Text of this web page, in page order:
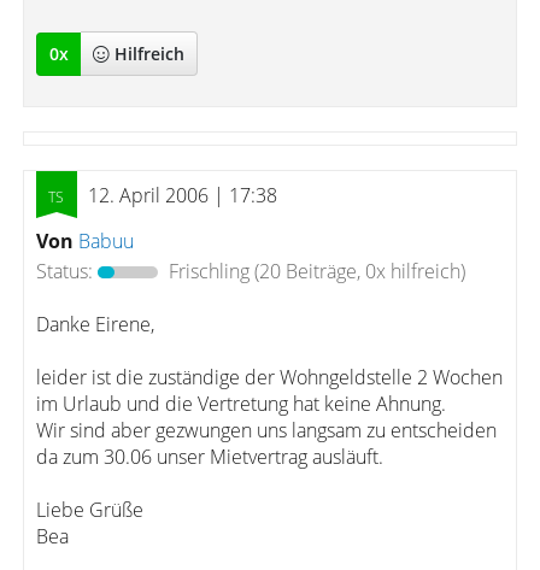
0x Hilfreich
12. April 2006 | 17:38
Von Babuu
Status:
Frischling(20 Beiträge, 0x hilfreich)
Danke Eirene,
leider ist die zuständige der Wohngeldstelle 2 Wochen
im Urlaub und die Vertretung hat keine Ahnung.
Wir sind aber gezwungen uns langsam zu entscheiden
da zum 30.06 unser Mietvertrag ausläuft.
Liebe Grüße
Bea